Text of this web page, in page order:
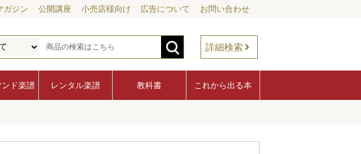
ガジン 公開講座 小売店様向け 広告について お問い合わせ
詳細検索
ド楽譜 レンタル楽譜 教科書 これから出る本